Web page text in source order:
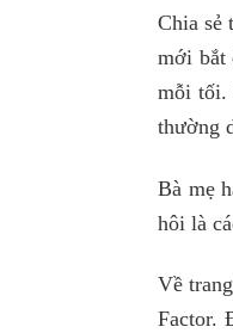
Chia sẻ
mới bắt
mỗi tối.
thường
Bà mẹ
hôi là
Về
Factor.